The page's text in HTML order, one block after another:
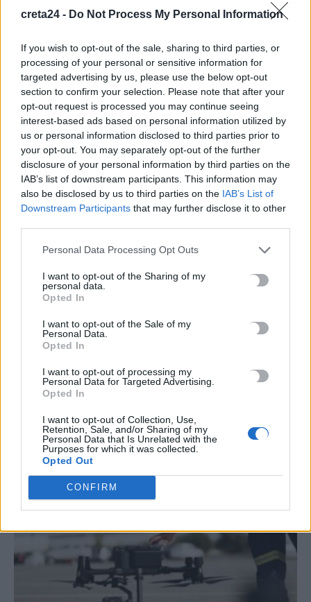
creta24 - Do Not Process My Personal Information
If you wish to opt-out of the sale, sharing to third parties, or
processing of your personal or sensitive information for
targeted advertising by us, please use the below opt-out
section to confirm your selection. Please note that after your
opt-out request is processed you may continue seeing
interest-based ads based on personal information utilized by
us or personal information disclosed to third parties prior to
your opt-out. You may separately opt-out of the further
disclosure of your personal information by third parties on the
IAB’s list of downstream participants. This information may
also be disclosed by us to third parties on the IAB’s List of
Downstream Participants that may further disclose it to other
Personal Data Processing Opt Outs
I want to opt-out of the Sharing of my
personal data.
Opted In
I want to opt-out of the Sale of my
Personal Data.
Opted In
I want to opt-out of processing my
Personal Data for Targeted Advertising.
Opted In
I want to opt-out of Collection, Use,
Retention, Sale, and/or Sharing of my
Personal Data that Is Unrelated with the
Purposes for which it was collected.
Opted Out
CONFIRM
6 Αυγούστου, 2026
Έπαιξε μουσική σε λιοντάρια και αυτά «ημέρεψαν» – Το viral
βίντεο με την αντίδρασή τους
6 Αυγούστου, 2026
Ηράκλειο: Διακρίσεις και… ξενοφοβία στα Mini Bus;
6 Αυγούστου, 2026
Στ. Παπασταύρου για πυρκαγιές: Διασώθηκε σχεδόν στο
σύνολό του το φοινικόδασος της Πρέβελης
6 Αυγούστου, 2026
ΦΩΤΟΒΟΛΤΑΪΚΑ
ΒΛΑΔΙΜΗΡΟΣ ΚΥΡΙΑΚΙΔΗΣ
ΣΧΕΤΙΚΆ ΆΡΘΡΑ